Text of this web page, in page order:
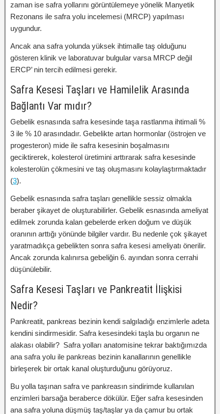
zaman ise safra yollarını görüntülemeye yönelik Manyetik
Rezonans ile safra yolu incelemesi (MRCP) yapılması
uygundur.
Ancak ana safra yolunda yüksek ihtimalle taş olduğunu
gösteren klinik ve laboratuvar bulgular varsa MRCP değil
ERCP’ nin tercih edilmesi gerekir.
Safra Kesesi Taşları ve Hamilelik Arasında
Bağlantı Var mıdır?
Gebelik esnasında safra kesesinde taşa rastlanma ihtimali %
3 ile % 10 arasındadır. Gebelikte artan hormonlar (östrojen ve
progesteron) mide ile safra kesesinin boşalmasını
geciktirerek, kolesterol üretimini arttırarak safra kesesinde
kolesterolün çökmesini ve taş oluşmasını kolaylaştırmaktadır
(3).
Gebelik esnasında safra taşları genellikle sessiz olmakla
beraber şikayet de oluşturabilirler. Gebelik esnasında ameliyat
edilmek zorunda kalan gebelerde erken doğum ve düşük
oranının arttığı yönünde bilgiler vardır. Bu nedenle çok şikayet
yaratmadıkça gebelikten sonra safra kesesi ameliyatı önerilir.
Ancak zorunda kalınırsa gebeliğin 6. ayından sonra cerrahi
düşünülebilir.
Safra Kesesi Taşları ve Pankreatit İlişkisi
Nedir?
Pankreatit, pankreas bezinin kendi salgıladığı enzimlerle adeta
kendini sindirmesidir. Safra kesesindeki taşla bu organın ne
alakası olabilir? Safra yolları anatomisine tekrar baktığımızda
ana safra yolu ile pankreas bezinin kanallarının genellikle
birleşerek bir ortak kanal oluşturduğunu görüyoruz.
Bu yolla taşınan safra ve pankreasın sindirimde kullanılan
enzimleri barsağa beraberce dökülür. Eğer safra kesesinden
ana safra yoluna düşmüş taş/taşlar ya da çamur bu ortak